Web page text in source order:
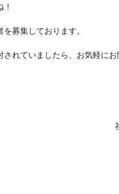
募集しております。
れていましたら、お気軽にお